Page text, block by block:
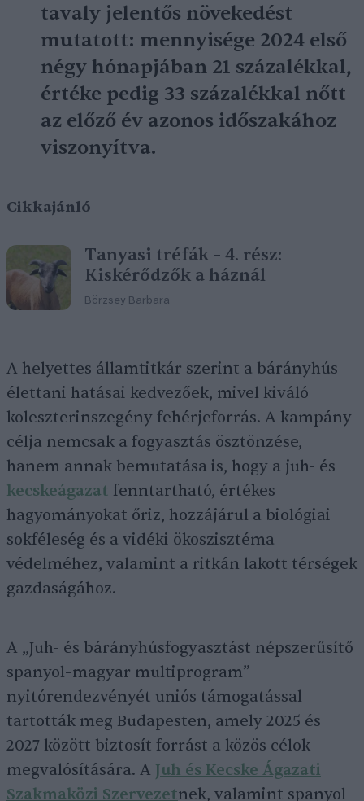
tavaly jelentős növekedést
mutatott: mennyisége 2024 első
négy hónapjában 21 százalékkal,
értéke pedig 33 százalékkal nőtt
az előző év azonos időszakához
viszonyítva.
Cikkajánló
Tanyasi tréfák – 4. rész:
Kiskérődzők a háznál
Börzsey Barbara
A helyettes államtitkár szerint a bárányhús
élettani hatásai kedvezőek, mivel kiváló
koleszterinszegény fehérjeforrás. A kampány
célja nemcsak a fogyasztás ösztönzése,
hanem annak bemutatása is, hogy a juh- és
kecskeágazat fenntartható, értékes
hagyományokat őriz, hozzájárul a biológiai
sokféleség és a vidéki ökoszisztéma
védelméhez, valamint a ritkán lakott térségek
gazdaságához.
A „Juh- és bárányhúsfogyasztást népszerűsítő
spanyol–magyar multiprogram”
nyitórendezvényét uniós támogatással
tartották meg Budapesten, amely 2025 és
2027 között biztosít forrást a közös célok
megvalósítására. A Juh és Kecske Ágazati
Szakmaközi Szervezetnek, valamint spanyol